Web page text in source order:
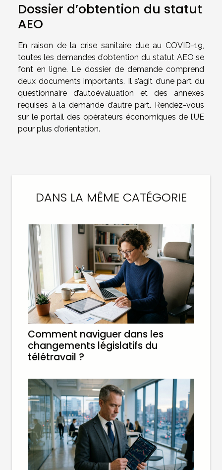
Dossier d’obtention du statut
AEO
En raison de la crise sanitaire due au COVID-19,
toutes les demandes d’obtention du statut AEO se
font en ligne. Le dossier de demande comprend
deux documents importants. Il s’agit d’une part du
questionnaire d’autoévaluation et des annexes
requises à la demande d’autre part. Rendez-vous
sur le portail des opérateurs économiques de l’UE
pour plus d’orientation.
DANS LA MÊME CATÉGORIE
Comment naviguer dans les
changements législatifs du
télétravail ?